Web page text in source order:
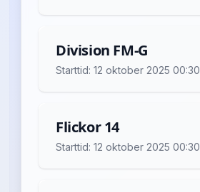
Division FM-G
Starttid: 12 oktober 2025 00:30
Flickor 14
Starttid: 12 oktober 2025 00:30